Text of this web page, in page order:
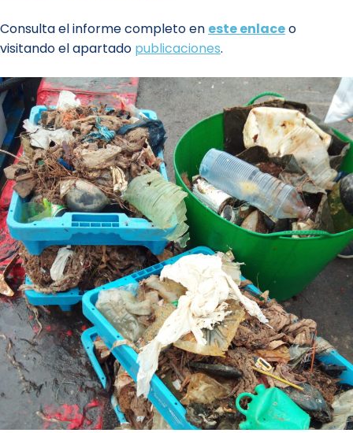
Consulta el informe completo en este enlaceo
visitando el apartado publicaciones.